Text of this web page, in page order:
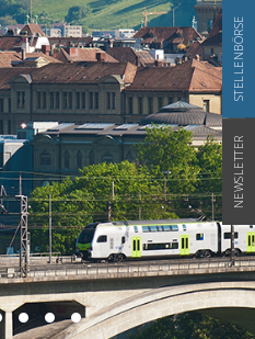
STELLENBÖRSE
NEWSLETTER